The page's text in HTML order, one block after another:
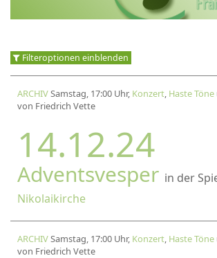
Filteroptionen einblenden
ARCHIVSamstag, 17:00 Uhr, Konzert, Haste Töne
von Friedrich Vette
14.12.24
Adventsvesper in der
Nikolaikirche
ARCHIVSamstag, 17:00 Uhr, Konzert, Haste Töne
von Friedrich Vette